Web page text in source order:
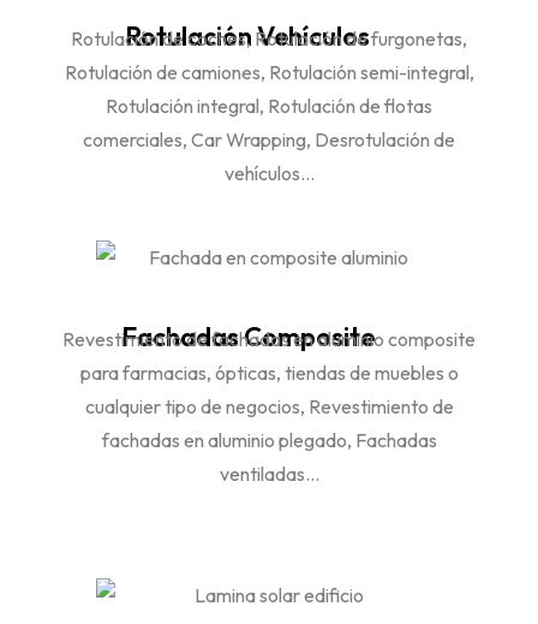
Rotulación Vehículos
Rotulación de coches, Rotulación de furgonetas,
Rotulación de camiones, Rotulación semi-integral,
Rotulación integral, Rotulación de flotas
comerciales, CarWrapping, Desrotulación de
vehículos...
Fachadas Composite
Revestimiento de fachadas en aluminio composite
para farmacias, ópticas, tiendas de muebles o
cualquier tipo de negocios, Revestimiento de
fachadas en aluminio plegado, Fachadas
ventiladas...